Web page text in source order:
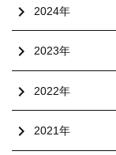
chevron_right 2024年
chevron_right 2023年
chevron_right 2022年
chevron_right 2021年